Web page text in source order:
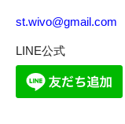
st.wivo@gmail.com
LINE公式